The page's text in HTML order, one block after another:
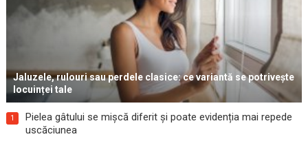
Jaluzele, rulouri sau perdele clasice: ce variantă se potrivește
locuinței tale
1
Pielea gâtului se mișcă diferit și poate evidenția mai repede
uscăciunea